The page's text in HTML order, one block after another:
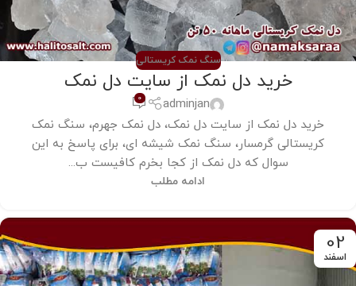
سنگ نمک کریستالی
خرید دل نمک از سایت دل نمک
adminjan
0
خرید دل نمک از سایت دل نمک، دل نمک جهرم، سنگ نمک
کریستالی گرمسار، سنگ نمک شیشه ای، برای پاسخ به این
سوال که دل نمک از کجا بخرم کافیست ب...
ادامه مطلب
02
اسفند